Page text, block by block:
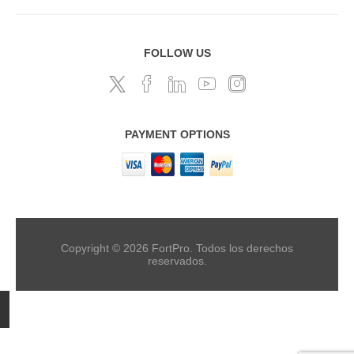
FOLLOW US
PAYMENT OPTIONS
Copyright © 2026 FortPro. Todos los derechos
reservados.